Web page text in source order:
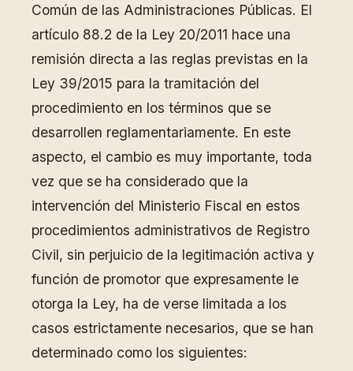
Común de las Administraciones Públicas. El
artículo 88.2 de la Ley 20/2011 hace una
remisión directa a las reglas previstas en la
Ley 39/2015 para la tramitación del
procedimiento en los términos que se
desarrollen reglamentariamente. En este
aspecto, el cambio es muy importante, toda
vez que se ha considerado que la
intervención del Ministerio Fiscal en estos
procedimientos administrativos de Registro
Civil, sin perjuicio de la legitimación activa y
función de promotor que expresamente le
otorga la Ley, ha de verse limitada a los
casos estrictamente necesarios, que se han
determinado como los siguientes: